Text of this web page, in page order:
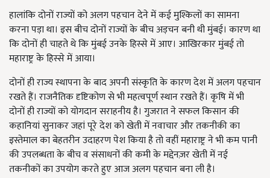
हालांकि दोनों राज्यों को अलग पहचान देने में कई मुश्किलों का सामना
करना पड़ा था। इस बीच दोनों राज्यों के बीच अड़चन बनी थी मुंबई। कारण था
कि दोनों ही चाहते थे कि मुंबई उनके हिस्से में आए। आखिरकार मुंबई तो
महाराष्ट्र के हिस्से में आया।
दोनों ही राज्य स्थापना के बाद अपनी संस्कृति के कारण देश में अलग पहचान
रखते हैं। राजनैतिक दृष्टिकोण से भी महत्वपूर्ण स्थान रखते हैं। कृषि में भी
दोनों ही राज्यों को योगदान सराहनीय है। गुजरात ने सफल किसान की
कहानियां सुनाकर जहां पूरे देश को खेती में नवाचार और तकनीकी का
इस्तेमाल का बेहतरीन उदाहरण पेश किया है तो वहीं महाराष्ट्र ने भी कम पानी
की उपलब्धता के बीच व संसाधनों की कमी के मद्देनज़र खेती में नई
तकनीकों का उपयोग करते हुए आज अलग पहचान बना ली है।